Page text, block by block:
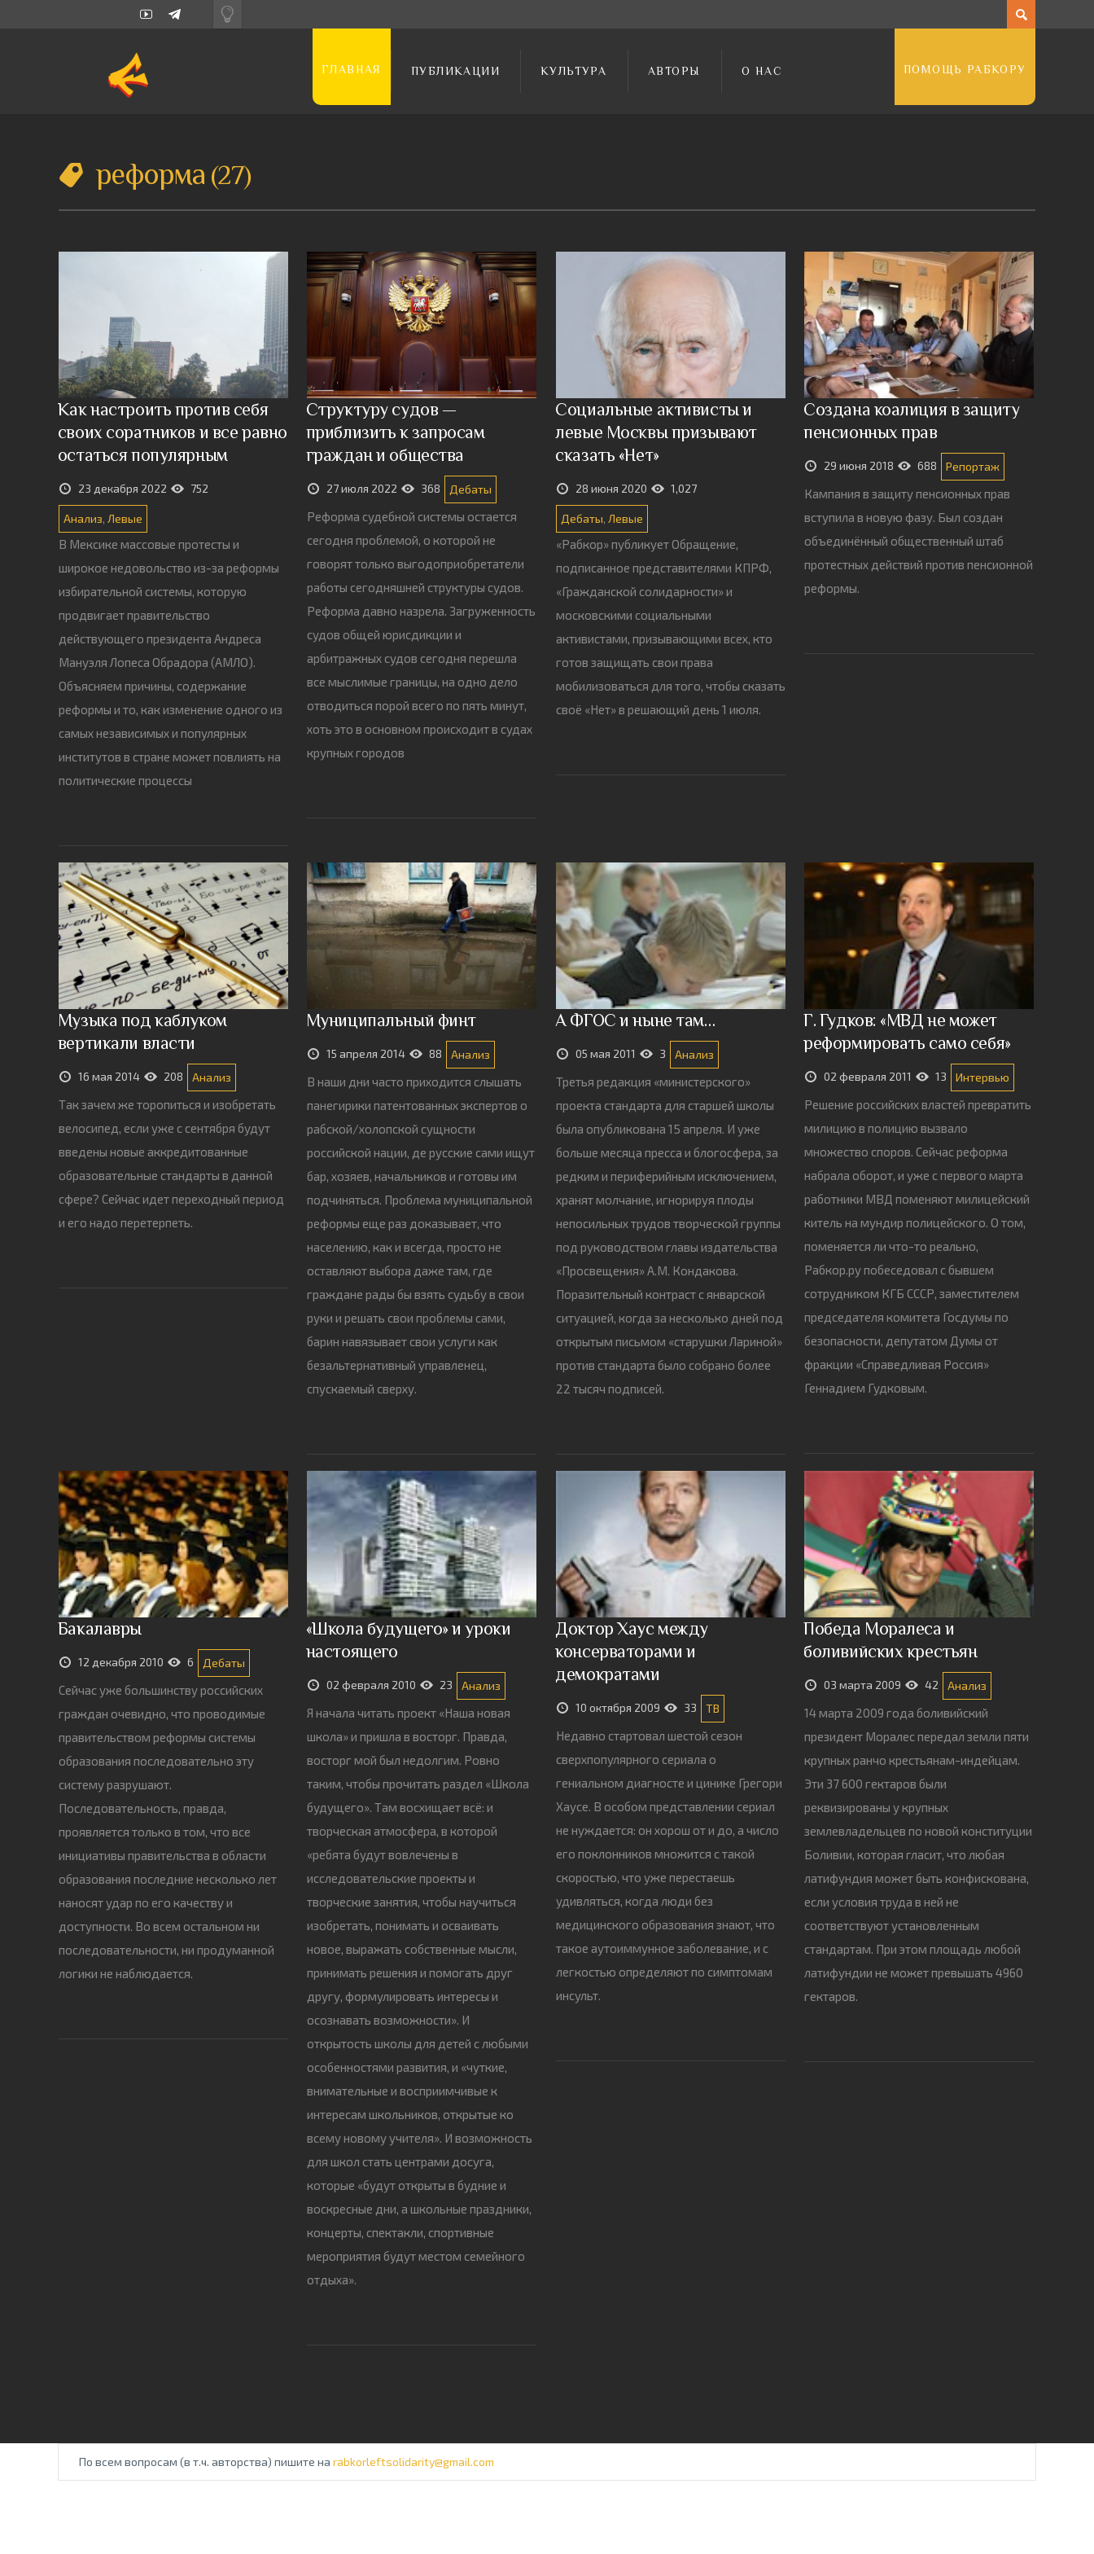
ГЛАВНАЯ ПУБЛИКАЦИИ КУЛЬТУРА АВТОРЫ О НАС ПОМОЩЬ РАБКОРУ
реформа 27
Как настроить против себя
своих соратников и все равно
остаться популярным
23 декабря 2022 752
Анализ, Левые
В Мексике массовые протесты и
широкое недовольство из-за реформы
избирательной системы, которую
продвигает правительство
действующего президента Андреса
Мануэля Лопеса Обрадора (АМЛО).
Объясняем причины, содержание
реформы и то, как изменение одного из
самых независимых и популярных
институтов в стране может повлиять на
политические процессы
Структуру судов —
приблизить к запросам
граждан и общества
27 июля 2022 368 Дебаты
Реформа судебной системы остается
сегодня проблемой, о которой не
говорят только выгодоприобретатели
работы сегодняшней структуры судов.
Реформа давно назрела. Загруженность
судов общей юрисдикции и
арбитражных судов сегодня перешла
все мыслимые границы, на одно дело
отводиться порой всего по пять минут,
хоть это в основном происходит в судах
крупных городов
Социальные активисты и
левые Москвы призывают
сказать «Нет»
28 июня 2020 1,027
Дебаты,Левые
«Рабкор» публикует Обращение,
подписанное представителями КПРФ,
«Гражданской солидарности» и
московскими социальными
активистами, призывающими всех, кто
готов защищать свои права
мобилизоваться для того, чтобы сказать
своё «Нет» в решающий день 1 июля.
Создана коалиция в защиту
пенсионных прав
29 июня 2018 688 Репортаж
Кампания в защиту пенсионных прав
вступила в новую фазу. Был создан
объединённый общественный штаб
протестных действий против пенсионной
реформы.
Музыка под каблуком
вертикали власти
16 мая 2014 208 Анализ
Так зачем же торопиться и изобретать
велосипед, если уже с сентября будут
введены новые аккредитованные
образовательные стандарты в данной
сфере? Сейчас идет переходный период
и его надо перетерпеть.
Муниципальный финт
15 апреля 2014 88 Анализ
В наши дни часто приходится слышать
панегирики патентованных экспертов о
рабской/холопской сущности
российской нации, де русские сами ищут
бар, хозяев, начальников и готовы им
подчиняться. Проблема муниципальной
реформы еще раз доказывает, что
населению, как и всегда, просто не
оставляют выбора даже там, где
граждане рады бы взять судьбу в свои
руки и решать свои проблемы сами,
барин навязывает свои услуги как
безальтернативный управленец,
спускаемый сверху.
А ФГОС и ныне там…
05 мая 2011 3 Анализ
Третья редакция «министерского»
проекта стандарта для старшей школы
была опубликована 15 апреля. И уже
больше месяца пресса и блогосфера, за
редким и периферийным исключением,
хранят молчание, игнорируя плоды
непосильных трудов творческой группы
под руководством главы издательства
«Просвещения» А.М. Кондакова.
Поразительный контраст с январской
ситуацией, когда за несколько дней под
открытым письмом «старушки Лариной»
против стандарта было собрано более
22 тысяч подписей.
Г. Гудков: «МВД не может
реформировать само себя»
02 февраля 2011 13 Интервью
Решение российских властей превратить
милицию в полицию вызвало
множество споров. Сейчас реформа
набрала оборот, и уже с первого марта
работники МВД поменяют милицейский
китель на мундир полицейского. О том,
поменяется ли что-то реально,
Рабкор.ру побеседовал с бывшем
сотрудником КГБ СССР, заместителем
председателя комитета Госдумы по
безопасности, депутатом Думы от
фракции «Справедливая Россия»
Геннадием Гудковым.
Бакалавры
12 декабря 2010 6 Дебаты
Сейчас уже большинству российских
граждан очевидно, что проводимые
правительством реформы системы
образования последовательно эту
систему разрушают.
Последовательность, правда,
проявляется только в том, что все
инициативы правительства в области
образования последние несколько лет
наносят удар по его качеству и
доступности. Во всем остальном ни
последовательности, ни продуманной
логики не наблюдается.
«Школа будущего» и уроки
настоящего
02 февраля 2010 23 Анализ
Я начала читать проект «Наша новая
школа» и пришла в восторг. Правда,
восторг мой был недолгим. Ровно
таким, чтобы прочитать раздел «Школа
будущего». Там восхищает всё: и
творческая атмосфера, в которой
«ребята будут вовлечены в
исследовательские проекты и
творческие занятия, чтобы научиться
изобретать, понимать и осваивать
новое, выражать собственные мысли,
принимать решения и помогать друг
другу, формулировать интересы и
осознавать возможности». И
открытость школы для детей с любыми
особенностями развития, и «чуткие,
внимательные и восприимчивые к
интересам школьников, открытые ко
всему новому учителя». И возможность
для школ стать центрами досуга,
которые «будут открыты в будние и
воскресные дни, а школьные праздники,
концерты, спектакли, спортивные
мероприятия будут местом семейного
отдыха».
Доктор Хаус между
консерваторами и
демократами
10 октября 2009 33 ТВ
Недавно стартовал шестой сезон
сверхпопулярного сериала о
гениальном диагносте и цинике Грегори
Хаусе. В особом представлении сериал
не нуждается: он хорош от и до, а число
его поклонников множится с такой
скоростью, что уже перестаешь
удивляться, когда люди без
медицинского образования знают, что
такое аутоиммунное заболевание, и с
легкостью определяют по симптомам
инсульт.
Победа Моралеса и
боливийских крестьян
03 марта 2009 42 Анализ
14 марта 2009 года боливийский
президент Моралес передал земли пяти
крупных ранчо крестьянам-индейцам.
Эти 37 600 гектаров были
реквизированы у крупных
землевладельцев по новой конституции
Боливии, которая гласит, что любая
латифундия может быть конфискована,
если условия труда в ней не
соответствуют установленным
стандартам. При этом площадь любой
латифундии не может превышать 4960
гектаров.
По всем вопросам (в т.ч. авторства) пишите на rabkorleftsolidarity@gmail.com